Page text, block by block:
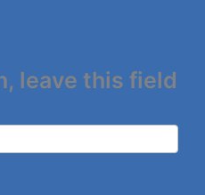
leave this field